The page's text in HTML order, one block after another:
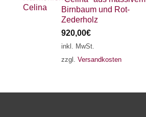
Birnbaum und Rot-
Zederholz
920,00€
inkl. MwSt.
zzgl. Versandkosten
18 SAITEN 21 SAITEN 25 SAITEN
AKKORDZITHER